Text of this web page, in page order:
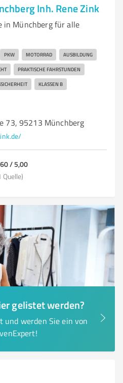
Inh. Rene Zink
in Münchberg für alle
PKW MOTORRAD AUSBILDUNG
PRAKTISCHE FAHRSTUNDEN
KLASSEN B
73, 95213 Münchberg
/ 5,00
Quelle)
gelistet werden?
und werden Sie ein von